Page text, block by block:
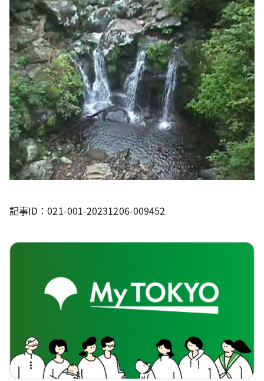
記事ID：021-001-20231206-009452